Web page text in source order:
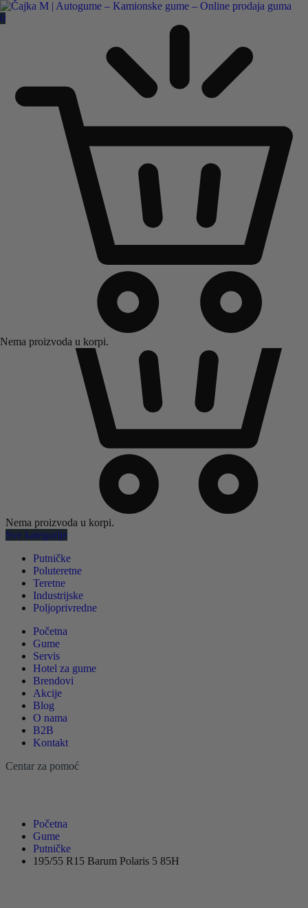
+381 32 5461 011 ili nam pišite: office@cajkam.rs
KAKO DO NAS
Nema proizvoda u korpi.
Sve kategorije
Putničke
Poluteretne
Teretne
Industrijske
Poljoprivredne
Početna
Gume
Servis
Hotel za gume
Brendovi
Akcije
Blog
O nama
B2B
Kontakt
Centar za pomoć
0
Nema proizvoda u korpi.
Početna
Gume
Putničke
195/55 R15 Barum Polaris 5 85H